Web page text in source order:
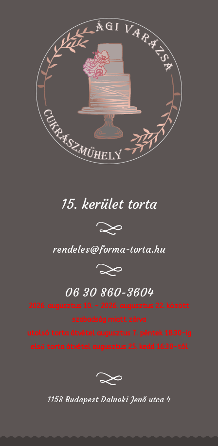
15. kerület torta
rendeles@forma-torta.hu
06 30 860-3604
2026. augusztus 10. - 2026. augusztus 22. között
szabadság miatt zárva
utolsó torta átvétel augusztus 7. péntek 18:30-ig
első torta átvétel augusztus 25. kedd 16:30-tól
1158 Budapest Dalnoki Jenő utca 4